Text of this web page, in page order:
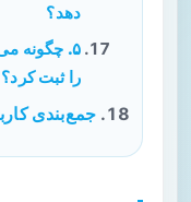
دهد؟
۵. چگونه
را ثبت کرد؟
جمع‌بندی